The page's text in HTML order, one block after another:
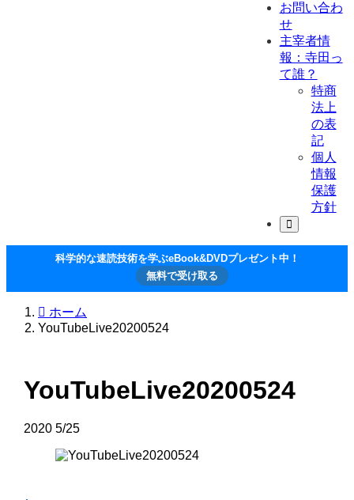
お問い合わ
せ
主宰者情
報：寺田っ
て誰？
特商
法上
の表
記
個人
情報
保護
方針
科学的な速読技術を学ぶeBook&DVDプレゼント中！
無料で受け取る
ホーム
YouTubeLive20200524
YouTubeLive20200524
2020 5/25